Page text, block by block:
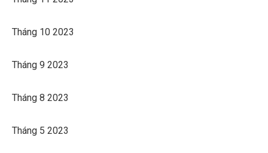
Tháng 10 2023
Tháng 9 2023
Tháng 8 2023
Tháng 5 2023